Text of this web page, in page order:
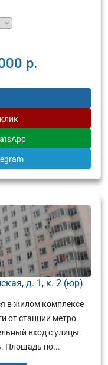
р.
д. 1, к. 2 (юр)
в жилом комплексе
от станции метро
вход с улицы.
Площадь по...